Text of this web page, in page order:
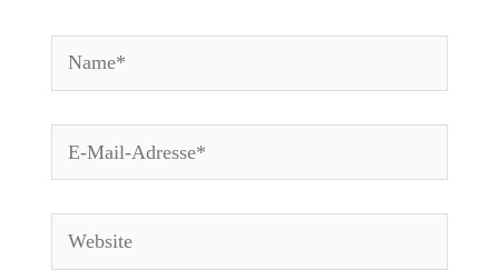
Mail-
Adresse*